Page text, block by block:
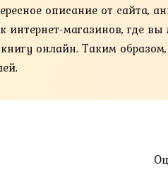
описание от
интернет-магазинов, где
онлайн. Таким